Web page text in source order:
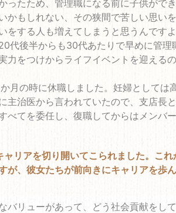
たため、管理職になる前に子供がで
もしれない、その狭間で苦しい思い
する人も増えてしまうと思うんですよ
代後半からも30代あたりで早めに管理
をつけからライフイベントを迎える
月の時に休職しました。妊婦としては
主治医から言われていたので、支店長
べてを委任し、復職してからはメンバ
リアを切り開いてこられました。こ
が、彼女たちが前向きにキャリアを歩
リューがあって、どう社会貢献をし